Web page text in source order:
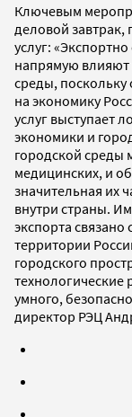
Ключевым
деловой завтрак,
услуг:
напрямую влияют
среды,
на экономику
услуг выступает
экономики и
городской среды
медицинских, и
значительная их
внутри страны.
экспорта
территории
городского
технологические
умного,
директор РЭЦ